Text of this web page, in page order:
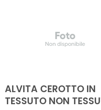
ALVITA CEROTTO IN
TESSUTO NON